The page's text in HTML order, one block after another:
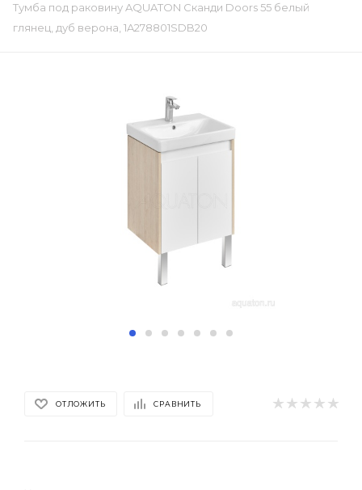
Тумба под раковину AQUATON Сканди Doors 55 белый
глянец, дуб верона, 1A278801SDB20
ОТЛОЖИТЬ СРАВНИТЬ